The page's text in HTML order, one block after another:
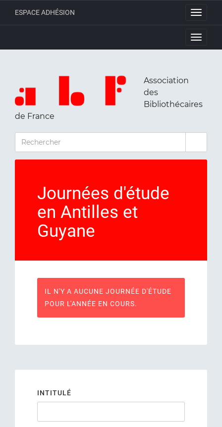
Toggle
ESPACE ADHÉSION
Toggle
Association
des
Bibliothécaires
de France
RECHERCHER
Journées d'étude
en Antilles et
Guyane
IL N'Y A AUCUNE JOURNÉE D'ÉTUDE
POUR L'ANNÉE EN COURS.
INTITULÉ